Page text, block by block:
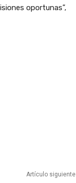
oportunas”,
Artículo siguiente